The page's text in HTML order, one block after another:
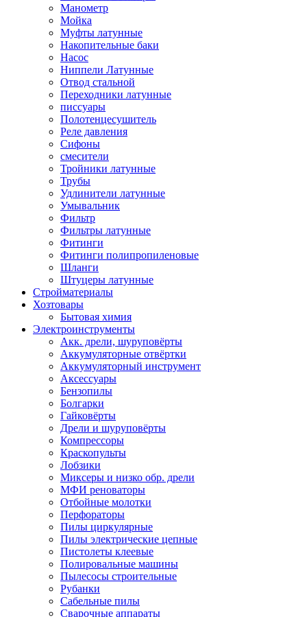
Манометр
Мойка
Муфты латунные
Накопительные баки
Насос
Ниппели Латунные
Отвод стальной
Переходники латунные
писсуары
Полотенцесушитель
Реле давления
Сифоны
смесители
Тройники латунные
Трубы
Удлинители латунные
Умывальник
Фильтр
Фильтры латунные
Фитинги
Фитинги полипропиленовые
Шланги
Штуцеры латунные
Стройматериалы
Хозтовары
Бытовая химия
Электроинструменты
Акк. дрели, шуруповёрты
Аккумуляторные отвёртки
Аккумуляторный инструмент
Аксессуары
Бензопилы
Болгарки
Гайковёрты
Дрели и шуруповёрты
Компрессоры
Краскопульты
Лобзики
Миксеры и низко обр. дрели
МФИ реноваторы
Отбойные молотки
Перфораторы
Пилы циркулярные
Пилы электрические цепные
Пистолеты клеевые
Полировальные машины
Пылесосы строительные
Рубанки
Сабельные пилы
Сварочные аппараты